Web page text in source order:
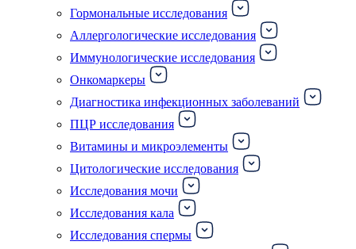
Гормональные исследования
Аллергологические исследования
Иммунологические исследования
Онкомаркеры
Диагностика инфекционных заболеваний
ПЦР исследования
Витамины и микроэлементы
Цитологические исследования
Исследования мочи
Исследования кала
Исследования спермы